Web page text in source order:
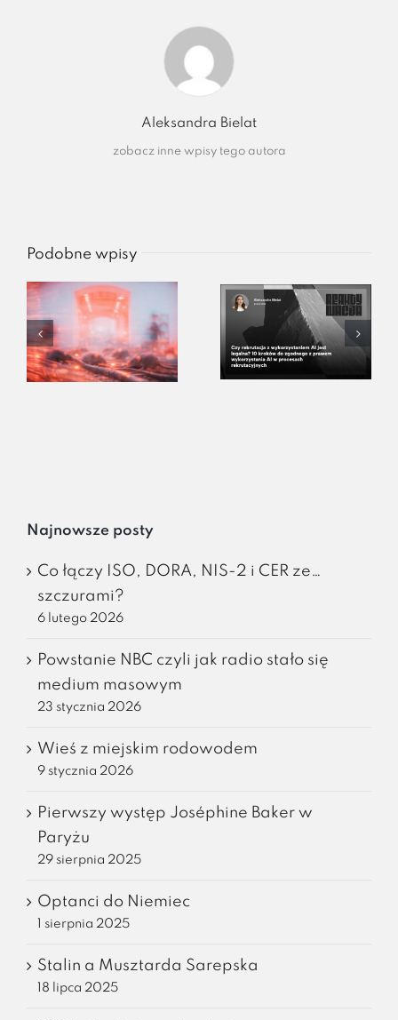
Aleksandra Bielat
zobacz inne wpisy tego autora
Podobne wpisy
Najnowsze posty
Co łączy ISO, DORA, NIS-2 i CER ze…
szczurami?
6 lutego 2026
Powstanie NBC czyli jak radio stało się
medium masowym
23 stycznia 2026
Wieś z miejskim rodowodem
9 stycznia 2026
Pierwszy występ Joséphine Baker w
Paryżu
29 sierpnia 2025
Optanci do Niemiec
1 sierpnia 2025
Stalin a Musztarda Sarepska
18 lipca 2025